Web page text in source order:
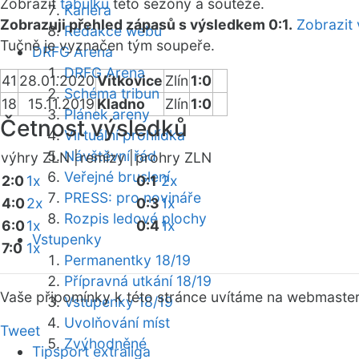
Kariéra
Redakce webu
DRFG Arena
DRFG Arena
Schéma tribun
Plánek areny
Virtuální prohlídka
Návštěvní řád
Veřejné bruslení
PRESS: pro novináře
Rozpis ledové plochy
Vstupenky
Permanentky 18/19
Přípravná utkání 18/19
Vstupenky 18/19
Uvolňování míst
Zvýhodněné
Zobrazit tabulku této sezóny a soutěže.
Zobrazuji přehled zápasů s výsledkem 0:1. Zobrazit
Tučně je vyznačen tým soupeře.
41 28.01.2020Vítkovice Zlín 1:0
18
15.11.2019Kladno Zlín 1:0
Četnost výsledků
výhry ZLN |remízy | prohry ZLN
2:01x
4:02x
6:01x
7:0 1x
0:1 2x
0:31x
0:41x
Vaše připomínky k této stránce uvítáme na webmaster
Tweet
Tipsport extraliga